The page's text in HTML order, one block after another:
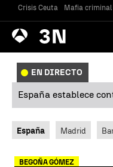
Crisis Ceuta Mafia criminal
Antena
3 Noticias
EN DIRECTO
España establece
España Madrid
BEGOÑA GÓMEZ